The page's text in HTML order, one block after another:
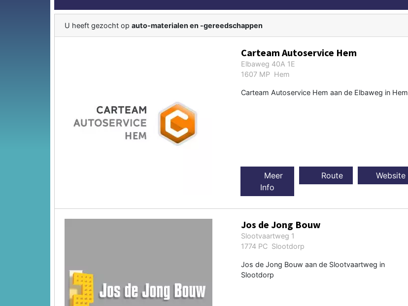
U heeft gezocht op auto-materialen en -gereedschappen
Carteam Autoservice Hem
Elbaweg 40A 1E
1607 MP Hem
Carteam Autoservice Hem aan de Elbaweg in Hem
Meer
Info
Route Website
Jos de Jong Bouw
Slootvaartweg 1
1774 PC Slootdorp
Jos de Jong Bouw aan de Slootvaartweg in
Slootdorp